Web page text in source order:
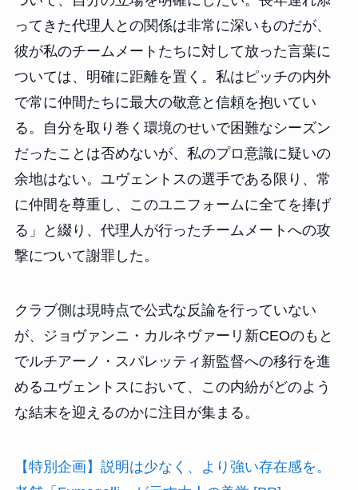
ってきた代理人との関係は非常に深いものだが、
彼が私のチームメートたちに対して放った言葉に
ついては、明確に距離を置く。私はピッチの内外
で常に仲間たちに最大の敬意と信頼を抱いてい
る。自分を取り巻く環境のせいで困難なシーズン
だったことは否めないが、私のプロ意識に疑いの
余地はない。ユヴェントスの選手である限り、常
に仲間を尊重し、このユニフォームに全てを捧げ
る」と綴り、代理人が行ったチームメートへの攻
撃について謝罪した。
クラブ側は現時点で公式な反論を行っていない
が、ジョヴァンニ・カルネヴァーリ新CEOのもと
でルチアーノ・スパレッティ新監督への移行を進
めるユヴェントスにおいて、この内紛がどのよう
な結末を迎えるのかに注目が集まる。
【特別企画】説明は少なく、より強い存在感を。